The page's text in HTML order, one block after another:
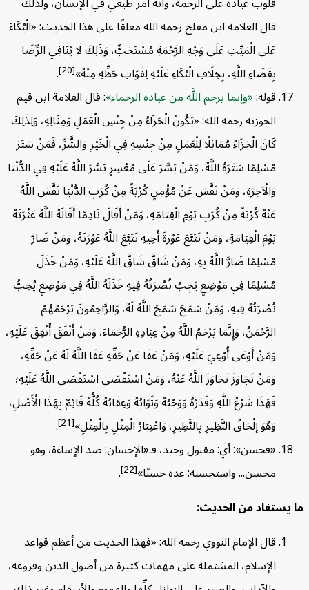
قال العلامة ابن مفلح رحمه الله معلقًا على هذا الحديث: «الْبُكَاءَ
عَلَى الْمَيِّتِ عَلَى وَجْهِ الرَّحْمَةِ مُسْتَحَبٌّ، وَذَلِكَ لَا يُنَافِي الرِّضَا
بِقَضَاءِ اللَّهِ، بِخِلَافِ الْبُكَاءِ عَلَيْهِ لِفَوَاتِ حَظِّهِ مِنْهُ»[20]
.
قوله: وإنما يرحم اللَّه من عباده الرحماء : قال العلامة ابن قيم
الجوزية رحمه الله: «يَكُونُ الْجَزَاءُ مِنْ جِنْسِ الْعَمَلِ وَمِثَالِهِ، وَلِذَلِكَ
كَانَ الْجَزَاءُ مُمَاثِلًا لِلْعَمَلِ مِنْ جِنْسِهِ فِي الْخَيْرِ وَالشَّرِّ، فَمَنْ سَتَرَ
مُسْلِمًا سَتَرَهُ اللَّهُ، وَمَنْ يَسَّرَ عَلَى مُعْسِرٍ يَسَّرَ اللَّهُ عَلَيْهِ فِي الدُّنْيَا
وَالْآخِرَةِ، وَمَنْ نَفَّسَ عَنْ مُؤْمِنٍ كُرْبَةً مِنْ كُرَبِ الدُّنْيَا نَفَّسَ اللَّهُ
عَنْهُ كُرْبَةً مِنْ كُرَبِ يَوْمِ الْقِيَامَةِ، وَمَنْ أَقَالَ نَادِمًا أَقَالَهُ اللَّهُ عَثْرَتَهُ
يَوْمَ الْقِيَامَةِ، وَمَنْ تَتَبَّعَ عَوْرَةَ أَخِيهِ تَتَبَّعَ اللَّهُ عَوْرَتَهُ، وَمَنْ ضَارَّ
مُسْلِمًا ضَارَّ اللَّهُ بِهِ، وَمَنْ شَاقَّ شَاقَّ اللَّهُ عَلَيْهِ، وَمَنْ خَذَلَ
مُسْلِمًا فِي مَوْضِعٍ يَجِبُ نُصْرَتُهُ فِيهِ خَذَلَهُ اللَّهُ فِي مَوْضِعٍ يُحِبُّ
نُصْرَتُهُ فِيهِ، وَمَنْ سَمَحَ سَمَحَ اللَّهُ لَهُ، وَالرَّاحِمُونَ يَرْحَمُهُمْ
الرَّحْمَنُ، وَإِنَّمَا يَرْحَمُ اللَّهُ مِنْ عِبَادِهِ الرُّحَمَاءَ، وَمَنْ أَنْفَقَ أُنْفِقَ عَلَيْهِ،
وَمَنْ أَوْعَى أُوْعِيَ عَلَيْهِ، وَمَنْ عَفَا عَنْ حَقِّهِ عَفَا اللَّهُ لَهُ عَنْ حَقِّهِ،
وَمَنْ تَجَاوَزَ تَجَاوَزَ اللَّهُ عَنْهُ، وَمَنْ اسْتَقْصَى اسْتَقْصَى اللَّهُ عَلَيْهِ؛
فَهَذَا شَرْعُ اللَّهِ وَقَدَرُهُ وَوَحْيُهُ وَثَوَابُهُ وَعِقَابُهُ كُلُّهُ قَائِمٌ بِهَذَا الْأَصْلِ،
وَهُوَ إلْحَاقُ النَّظِيرِ بِالنَّظِيرِ، وَاعْتِبَارُ الْمِثْلِ بِالْمِثْلِ»[21]
.
«فحسن»: أي: مقبول وجيد، فـ«الإحسان: ضد الإساءة، وهو
محسن... واستحسنه: عده حسنًا»[22]
.
من الحديث:
قال الإمام النووي رحمه الله: «فهذا الحديث من أعظم قواعد
الإِسلام، المشتملة على مهمات كثيرة من أصول الدين وفروعه،